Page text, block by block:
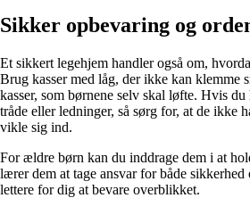
Sikker opbevaring og
Et sikkert legehjem handler også om,
Brug kasser med låg, der ikke kan klemme
kasser, som børnene selv skal løfte. Hvis du
tråde eller ledninger, så sørg for, at de ikke
vikle sig ind.
For ældre børn kan du inddrage dem i at
lærer dem at tage ansvar for både
lettere for dig at bevare overblikket.